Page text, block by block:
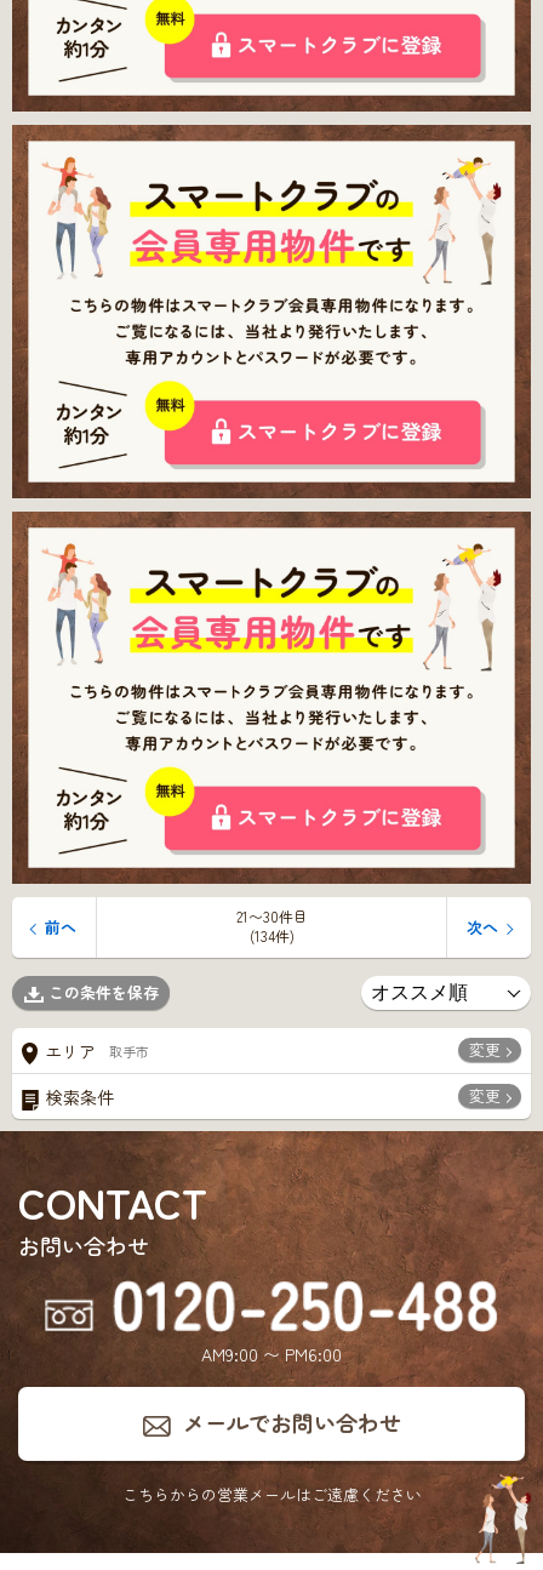
21〜30件目
(134件)
前へ 次へ
この条件を保存
エリア 取手市 変更
検索条件 変更
CONTACT
お問い合わせ
AM9:00 〜 PM6:00
メールでお問い合わせ
こちらからの営業メールはご遠慮ください